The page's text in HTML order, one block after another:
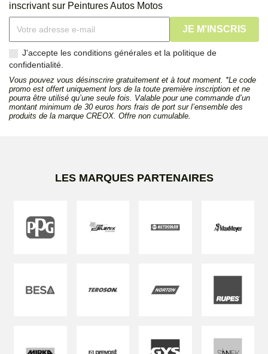
inscrivant sur Peintures Autos Motos
J'accepte les conditions générales et la politique de
confidentialité.
Vous pouvez vous désinscrire gratuitement et à tout moment. *Le code
promo est offert uniquement lors de la toute première inscription et ne
pourra être utilisé qu’une seule fois. Valable pour une commande d’un
montant minimum de 30 euros hors frais de port sur l’ensemble des
produits de la marque CREOX. Offre non cumulable.
LES MARQUES PARTENAIRES